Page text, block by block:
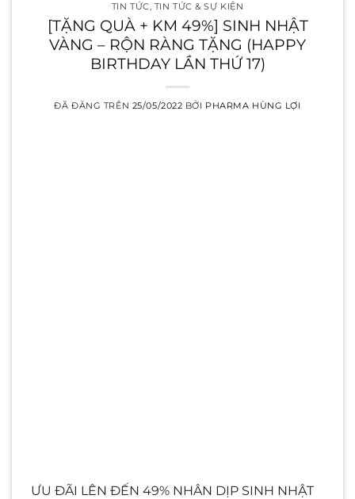
TIN TỨC, TIN TỨC & SỰ KIỆN
[TẶNG QUÀ + KM 49%] SINH NHẬT
VÀNG – RỘN RÀNG TẶNG (HAPPY
BIRTHDAY LẦN THỨ 17)
ĐÃ ĐĂNG TRÊN 25/05/2022 BỞI PHARMA HÙNG LỢI
ƯU ĐÃI LÊN ĐẾN 49% NHÂN DỊP SINH NHẬT